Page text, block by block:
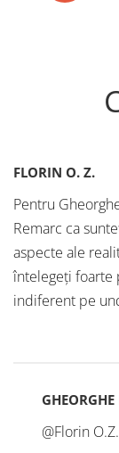
FLORIN O. Z.
Pentru
Remarc ca
aspecte ale
întelegeți foarte
indiferent pe
@Florin